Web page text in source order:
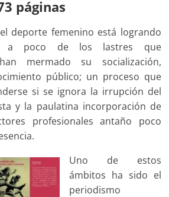
páginas
deporte femenino está logrando
a poco de los lastres que
mermado su socialización,
público; un proceso que
si se ignora la irrupción del
y la paulatina incorporación de
profesionales antaño poco
Uno de estos
ámbitos ha sido el
periodismo